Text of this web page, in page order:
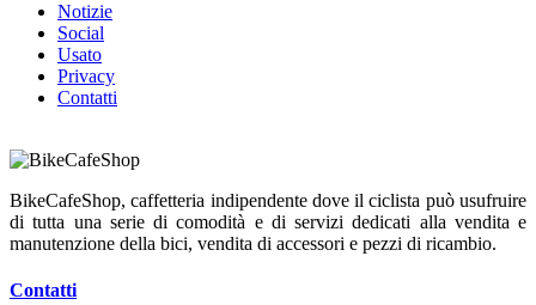
Notizie
Social
Usato
Privacy
Contatti
BikeCafeShop, caffetteria indipendente dove il ciclista può usufruire
di tutta una serie di comodità e di servizi dedicati alla vendita e
manutenzione della bici, vendita di accessori e pezzi di ricambio.
Contatti